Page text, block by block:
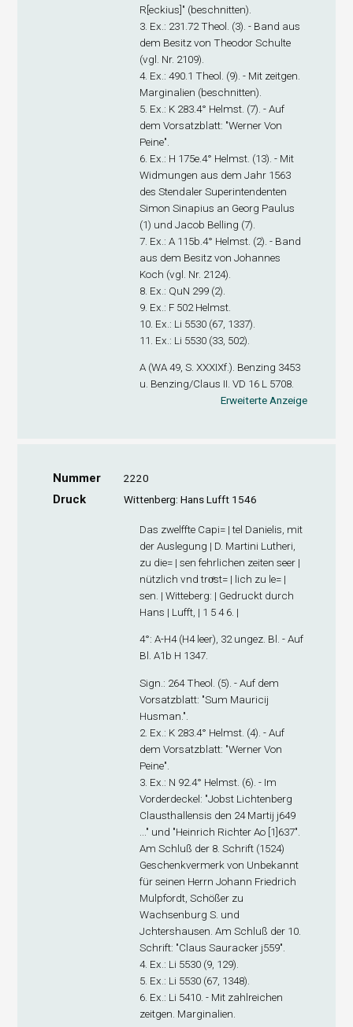
R[eckius]" (beschnitten).
3. Ex. : 231.72 Theol. (3). - Band aus
dem Besitz von Theodor Schulte
(vgl. Nr. 2109).
4. Ex .: 490.1 Theol. (9). - Mit zeitgen.
Marginalien (beschnitten).
5. Ex .: K 283.4° Helmst. (7). - Auf
dem Vorsatzblatt: "Werner Von
Peine".
6. Ex .: H 175e.4° Helmst. (13). - Mit
Widmungen aus dem Jahr 1563
des Stendaler Superintendenten
Simon Sinapius an Georg Paulus
(1) und Jacob Belling (7).
7. Ex .: A 115b.4° Helmst. (2). - Band
aus dem Besitz von Johannes
Koch (vgl. Nr. 2124).
8. Ex .: QuN 299 (2).
9. Ex .: F 502 Helmst.
10. Ex .: Li 5530 (67, 1337).
11. Ex .: Li 5530 (33, 502).
A (WA 49, S. XXXIXf.). Benzing 3453
u. Benzing/Claus II. VD 16 L 5708.
Erweiterte Anzeige
Nummer 2220
Druck Wittenberg: Hans Lufft 1546
Das zwelffte Capi= | tel Danielis, mit
der Auslegung | D. Martini Lutheri,
zu die= | sen fehrlichen zeiten seer |
nützlich vnd troͤst= | lich zu le= |
sen. | Witteberg: | Gedruckt durch
Hans | Lufft, | 1 5 4 6. |
4°: A-H4(H4 leer), 32 ungez. Bl. - Auf
Bl. A1b H 1347.
Sign .: 264 Theol. (5). - Auf dem
Vorsatzblatt: "Sum Mauricij
Husman.".
2. Ex .: K 283.4° Helmst. (4). - Auf
dem Vorsatzblatt: "Werner Von
Peine".
3. Ex .: N 92.4° Helmst. (6). - Im
Vorderdeckel: "Jobst Lichtenberg
Clausthallensis den 24 Martij j649
..." und "Heinrich Richter Ao [1]637".
Am Schluß der 8. Schrift (1524)
Geschenkvermerk von Unbekannt
für seinen Herrn Johann Friedrich
Mulpfordt, Schößer zu
Wachsenburg S. und
Jchtershausen. Am Schluß der 10.
Schrift: "Claus Sauracker j559".
4. Ex .: Li 5530 (9, 129).
5. Ex .: Li 5530 (67, 1348).
6. Ex .: Li 5410. - Mit zahlreichen
zeitgen. Marginalien.